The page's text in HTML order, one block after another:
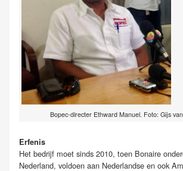
Bopec-directer Ethward Manuel. Foto: Gijs
Erfenis
Het bedrijf moet sinds 2010, toen Bonaire
Nederland, voldoen aan Nederlandse en ook